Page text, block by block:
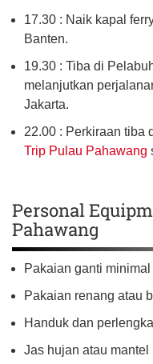
17.30 : Naik kapal
Banten.
19.30 : Tiba di
melanjutkan
Jakarta.
22.00 : Perkiraan tiba
Trip Pulau Pahawang
Personal
Pahawang
Pakaian ganti minimal
Pakaian renang atau
Handuk dan
Jas hujan atau